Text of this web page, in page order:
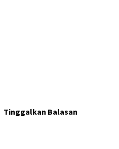
Tinggalkan Balasan